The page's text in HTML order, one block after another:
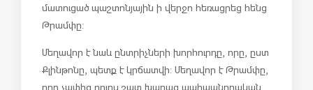
մատուցած պաշտոնյային ի վերջո հեռացրեց հենց
Թրամփը:
Մեղավոր է նաև ընտրիչների խորհուրդը, որը, ըստ
Քլինթոնը, պետք է կրճատվի: Մեղավոր է Թրամփը,
որը չափից դուրս շատ խաղաց պահպանողական